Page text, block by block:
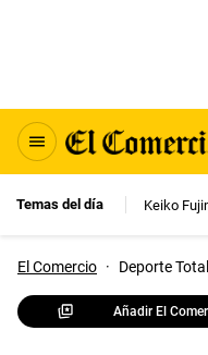
Temas del día Keiko
El Comercio · Deporte Total
Añadir El